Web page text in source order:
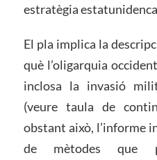
estratègia estatunidenca
El pla implica la
què l’oligarquia
inclosa la invasió
(veure taula de
obstant això, l’informe
de mètodes que